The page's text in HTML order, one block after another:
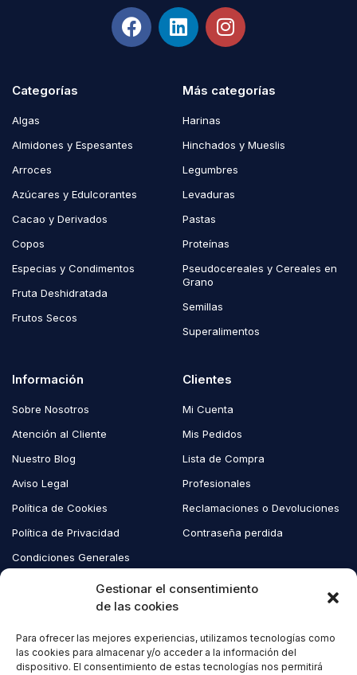
Gestionar el consentimiento
de las cookies
Para ofrecer las mejores experiencias, utilizamos tecnologías como
las cookies para almacenar y/o acceder a la información del
dispositivo. El consentimiento de estas tecnologías nos permitirá
Categorías
Algas
Almidones y Espesantes
Arroces
Azúcares y Edulcorantes
Cacao y Derivados
Copos
Especias y Condimentos
Fruta Deshidratada
Frutos Secos
Más categorías
Harinas
Hinchados y Mueslis
Legumbres
Levaduras
Pastas
Proteínas
Pseudocereales y Cereales en
Grano
Semillas
Superalimentos
Información
Sobre Nosotros
Atención al Cliente
Nuestro Blog
Aviso Legal
Política de Cookies
Política de Privacidad
Condiciones Generales
Clientes
Mi Cuenta
Mis Pedidos
Lista de Compra
Profesionales
Reclamaciones o Devoluciones
Contraseña perdida
Copyright © 2023 EcoAndes. Todos los derechos reservados.